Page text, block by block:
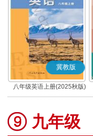
冀教版
八年级英语上册(2025秋版)
九年级